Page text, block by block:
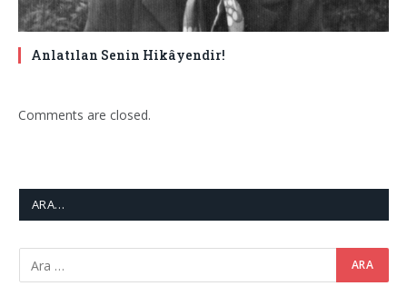
Anlatılan Senin Hikâyendir!
Comments are closed.
ARA…